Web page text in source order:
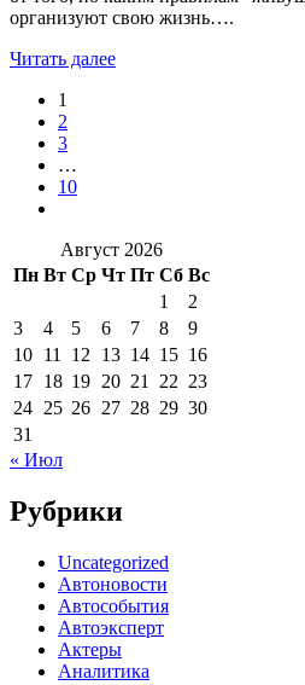
организуют свою жизнь….
Читать далее
1
2
3
…
10
Август 2026
Пн Вт Ср Чт Пт Сб Вс
1
2
3
4 5 6 7 8
9
10 11 12 13 14 15 16
17 18 19 20 21 22 23
24 25 26 27 28 29 30
31
« Июл
Рубрики
Uncategorized
Автоновости
Автособытия
Автоэксперт
Актеры
Аналитика